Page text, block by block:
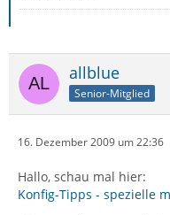
allblue
Senior-Mitglied
16. Dezember 2009 um 22:36
Hallo, schau mal hier:
Konfig-Tipps - spezielle